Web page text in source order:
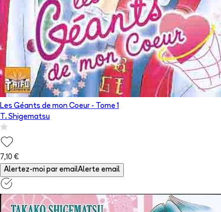
Les Géants de mon Coeur - Tome 1
T. Shigematsu
7,10 €
Alertez-moi par emailAlerte email